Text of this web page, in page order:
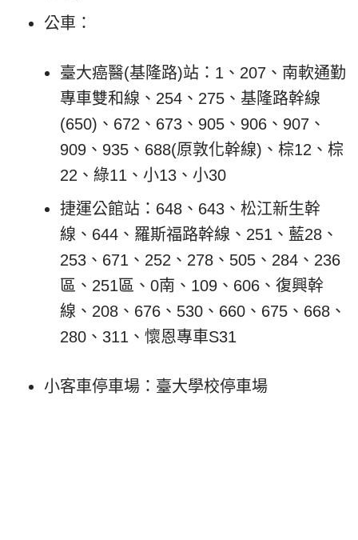
公車：
臺大癌醫(基隆路)站：1、207、南軟通勤
專車雙和線、254、275、基隆路幹線
(650)、672、673、905、906、907、
909、935、688(原敦化幹線)、棕12、棕
22、綠11、小13、小30
捷運公館站：648、643、松江新生幹
線、644、羅斯福路幹線、251、藍28、
253、671、252、278、505、284、236
區、251區、0南、109、606、復興幹
線、208、676、530、660、675、668、
280、311、懷恩專車S31
小客車停車場：臺大學校停車場